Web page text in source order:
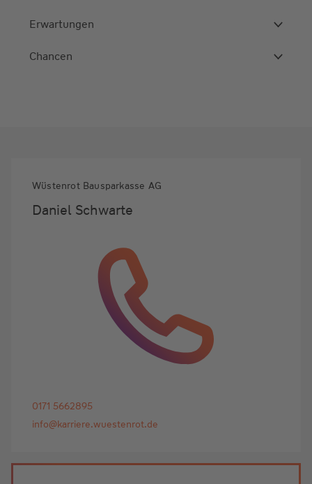
Erwartungen
Chancen
Wüstenrot Bausparkasse AG
Daniel Schwarte
0171 5662895
info@karriere.wuestenrot.de